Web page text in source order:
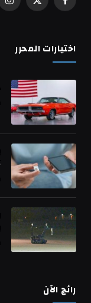
فيسبوكX
اختيارات المحرر
رائج الآن